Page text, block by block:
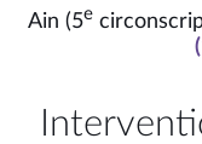
Ain (5e